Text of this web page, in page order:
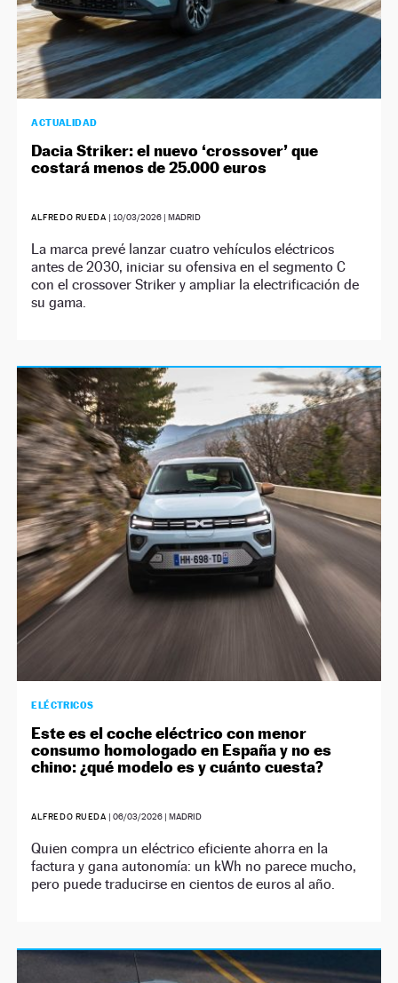
ACTUALIDAD
Dacia Striker: el nuevo ‘crossover’ que
costará menos de 25.000 euros
ALFREDO RUEDA | 10/03/2026| MADRID
La marca prevé lanzar cuatro vehículos eléctricos
antes de 2030, iniciar su ofensiva en el segmento C
con el crossover Striker y ampliar la electrificación de
su gama.
ELÉCTRICOS
Este es el coche eléctrico con menor
consumo homologado en España y no es
chino: ¿qué modelo es y cuánto cuesta?
ALFREDO RUEDA | 06/03/2026| MADRID
Quien compra un eléctrico eficiente ahorra en la
factura y gana autonomía: un kWh no parece mucho,
pero puede traducirse en cientos de euros al año.